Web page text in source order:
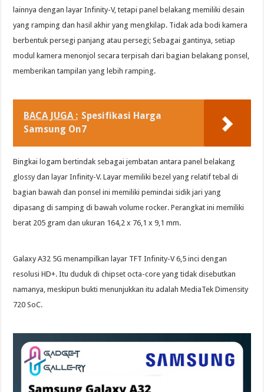
lainnya dengan layar Infinity-V, tetapi panel belakang memiliki desain
yang ramping dan hasil akhir yang mengkilap. Tidak ada bodi kamera
berbentuk persegi panjang atau persegi; Sebagai gantinya, setiap
modul kamera menonjol secara terpisah dari bagian belakang ponsel,
memberikan tampilan yang lebih ramping.
BACA JUGA : Spesifikasi Harga
Samsung On7
Bingkai logam bertindak sebagai jembatan antara panel belakang
glossy dan layar Infinity-V. Layar memiliki bezel yang relatif tebal di
bagian bawah dan ponsel ini memiliki pemindai sidik jari yang
dipasang di samping di bawah volume rocker. Perangkat ini memiliki
berat 205 gram dan ukuran 164,2 x 76,1 x 9,1 mm.
Galaxy A32 5G menampilkan layar TFT Infinity-V 6,5 inci dengan
resolusi HD+. Itu duduk di chipset octa-core yang tidak disebutkan
namanya, meskipun bukti menunjukkan itu adalah MediaTek Dimensity
720 SoC.